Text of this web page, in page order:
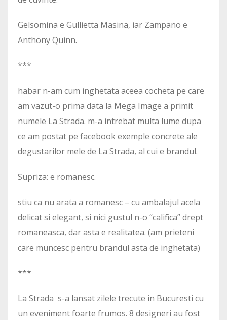
Gelsomina e Gullietta Masina, iar Zampano e
Anthony Quinn.
***
habar n-am cum inghetata aceea cocheta pe care
am vazut-o prima data la Mega Image a primit
numele La Strada. m-a intrebat multa lume dupa
ce am postat pe facebook exemple concrete ale
degustarilor mele de La Strada, al cui e brandul.
Supriza: e romanesc.
stiu ca nu arata a romanesc – cu ambalajul acela
delicat si elegant, si nici gustul n-o “califica” drept
romaneasca, dar asta e realitatea. (am prieteni
care muncesc pentru brandul asta de inghetata)
***
La Strada s-a lansat zilele trecute in Bucuresti cu
un eveniment foarte frumos. 8 designeri au fost